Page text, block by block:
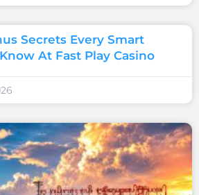
Secrets Every Smart
At Fast Play Casino